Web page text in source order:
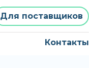
Для поставщиков
Контакты